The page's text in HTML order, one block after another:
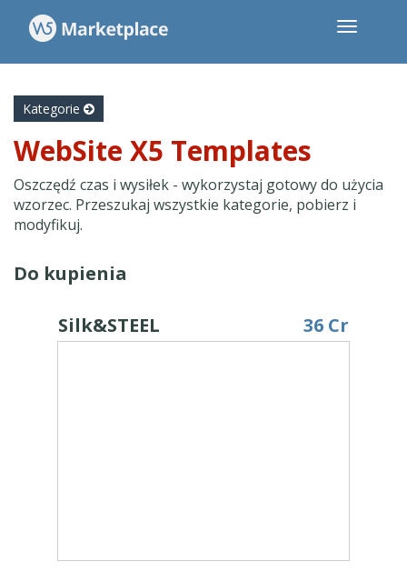
Kategorie
WebSite X5 Templates
Oszczędź czas i wysiłek - wykorzystaj gotowy do użycia
wzorzec. Przeszukaj wszystkie kategorie, pobierz i
modyfikuj.
Do kupienia
Silk&STEEL 36 Cr